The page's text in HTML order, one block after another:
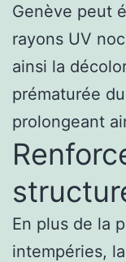
Genève peut
rayons UV
ainsi la
prématurée
prolongeant
En plus de la
intempéries,